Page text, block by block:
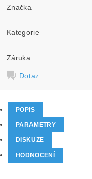
Značka
Kategorie
Záruka
Dotaz
POPIS
PARAMETRY
DISKUZE
HODNOCENÍ